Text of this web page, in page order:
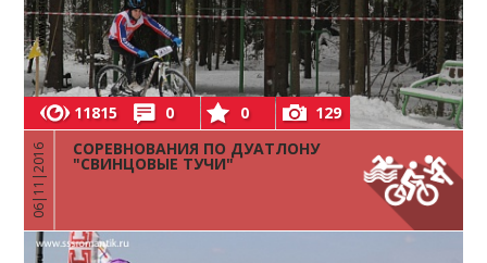
11815 0 0 129
06|11|2016 СОРЕВНОВАНИЯ ПО ДУАТЛОНУ
"СВИНЦОВЫЕ ТУЧИ"